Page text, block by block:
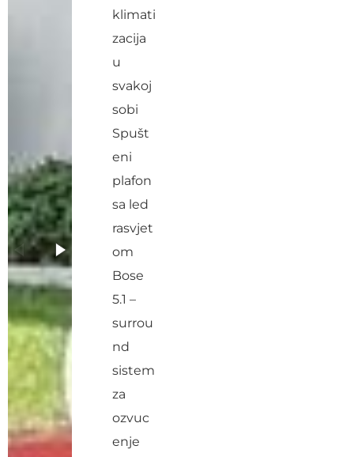
klimati
zacija
u
svakoj
sobi
Spušt
eni
plafon
sa led
rasvjet
om
Bose
5.1 –
surrou
nd
sistem
za
ozvuc
enje